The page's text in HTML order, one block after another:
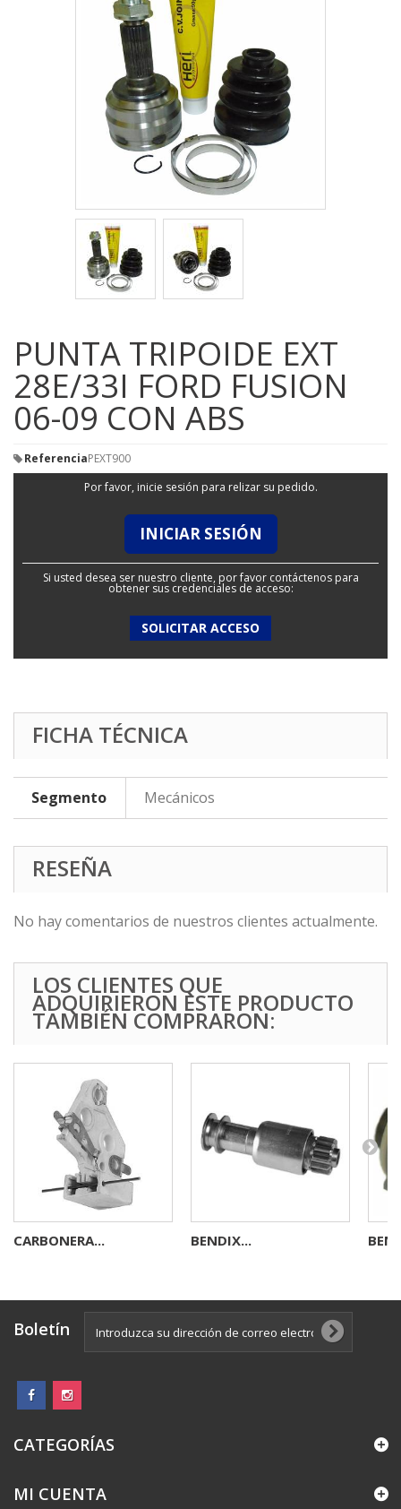
PUNTA TRIPOIDE EXT
28E/33I FORD FUSION
06-09 CON ABS
ReferenciaPEXT900
Por favor, inicie sesión para relizar su pedido.
INICIAR SESIÓN
Si usted desea ser nuestro cliente, por favor contáctenos para
obtener sus credenciales de acceso:
SOLICITAR ACCESO
FICHA TÉCNICA
Segmento Mecánicos
RESEÑA
No hay comentarios de nuestros clientes actualmente.
LOS CLIENTES QUE
ADQUIRIERON ESTE PRODUCTO
TAMBIÉN COMPRARON:
CARBONERA... BENDIX...
Boletín
CATEGORÍAS
MI CUENTA